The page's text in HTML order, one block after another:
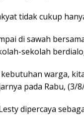
tidak cukup
di sawah
sekolah
warga,
pada Rabu, (3/
dipercaya